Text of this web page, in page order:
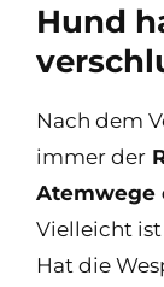
Hund
Nach dem
immer der
Atemwege
Vielleicht ist
Hat die